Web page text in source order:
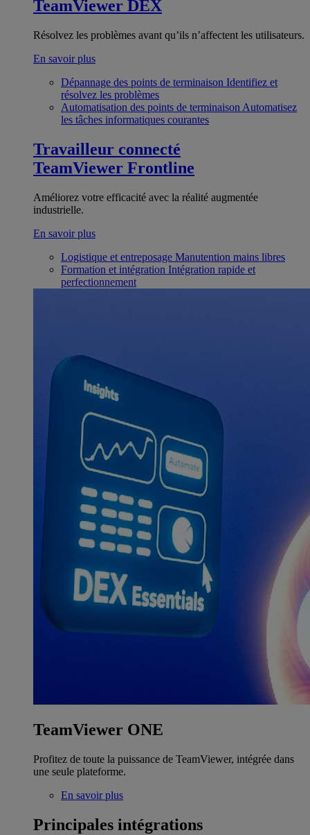
TeamViewer DEX
Résolvez les problèmes avant qu’ils n’affectent les utilisateurs.
En savoir plus
Dépannage des points de terminaison Identifiez et
résolvez les problèmes
Automatisation des points de terminaison Automatisez
les tâches informatiques courantes
Travailleur connecté
TeamViewer Frontline
Améliorez votre efficacité avec la réalité augmentée
industrielle.
En savoir plus
Logistique et entreposage Manutention mains libres
Formation et intégration Intégration rapide et
perfectionnement
TeamViewer ONE
Profitez de toute la puissance de TeamViewer, intégrée dans
une seule plateforme.
En savoir plus
Principales intégrations